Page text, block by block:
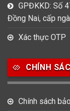
GPĐKKD: Số
Đồng Nai, cấp
Xác thực OTP
CHÍNH
Chính sách